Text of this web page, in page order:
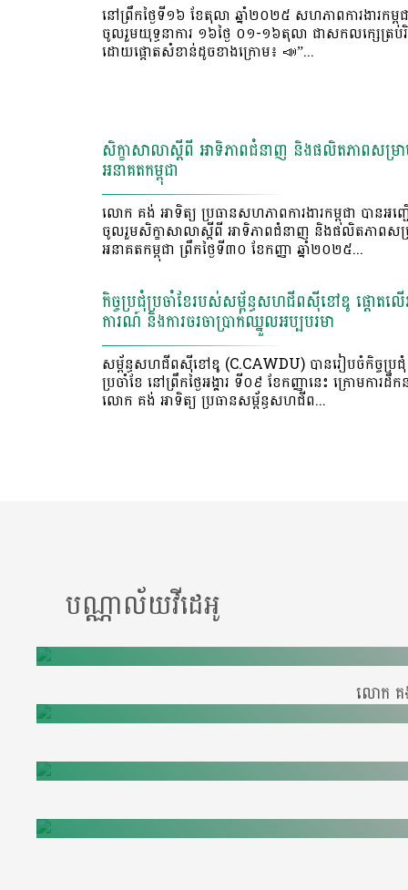
នៅព្រឹកថ្ងៃទី១៦ ខែតុលា ឆ្នាំ​២០២៥ សហភាពការងារកម្ពុ
ចូលរួមយុទ្ធនាការ ១៦ថ្ងៃ ០១-១៦តុលា ជាសកលកេ្សត្របរិ
ដោយផ្តោតសំខាន់ដូចខាងក្រោម៖ 📣”...
សិក្ខាសាលាស្ដីពី អាទិភាពជំនាញ និងផលិតភាពសម្រ
អនាគតកម្ពុជា
លោក គង់ អាទិត្យ ប្រធានសហភាពការងារកម្ពុជា បានអញ្
ចូលរួមសិក្ខាសាលាស្ដីពី អាទិភាពជំនាញ និងផលិតភាពសម្
អនាគតកម្ពុជា ព្រឹកថ្ងៃទី៣០ ខែកញ្ញា ឆ្នាំ២០២៥...
កិច្ចប្រជុំប្រចាំខែរបស់សម្ព័ន្ធសហជីពស៊ីខៅឌូ ផ្តោតល
ការណ៍ និងការចរចាប្រាក់ឈ្នួលអប្បបរមា
សម្ព័ន្ធសហជីពស៊ីខៅឌូ (C.CAWDU) បានរៀបចំកិច្ចប្រជុំ
ប្រចាំខែ នៅព្រឹកថ្ងៃអង្គារ ទី០៩ ខែកញ្ញានេះ ក្រោមការដឹ
លោក គង់ អាទិត្យ ប្រធានសម្ព័ន្ធសហជីព...
បណ្ណាល័យវីដេអូ
លោក គ